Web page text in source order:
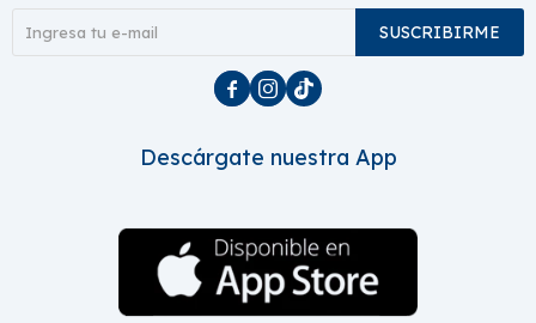
SUSCRIBIRME
  
Descárgate nuestra App